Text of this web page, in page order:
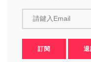
請鍵入Email
訂閱 退